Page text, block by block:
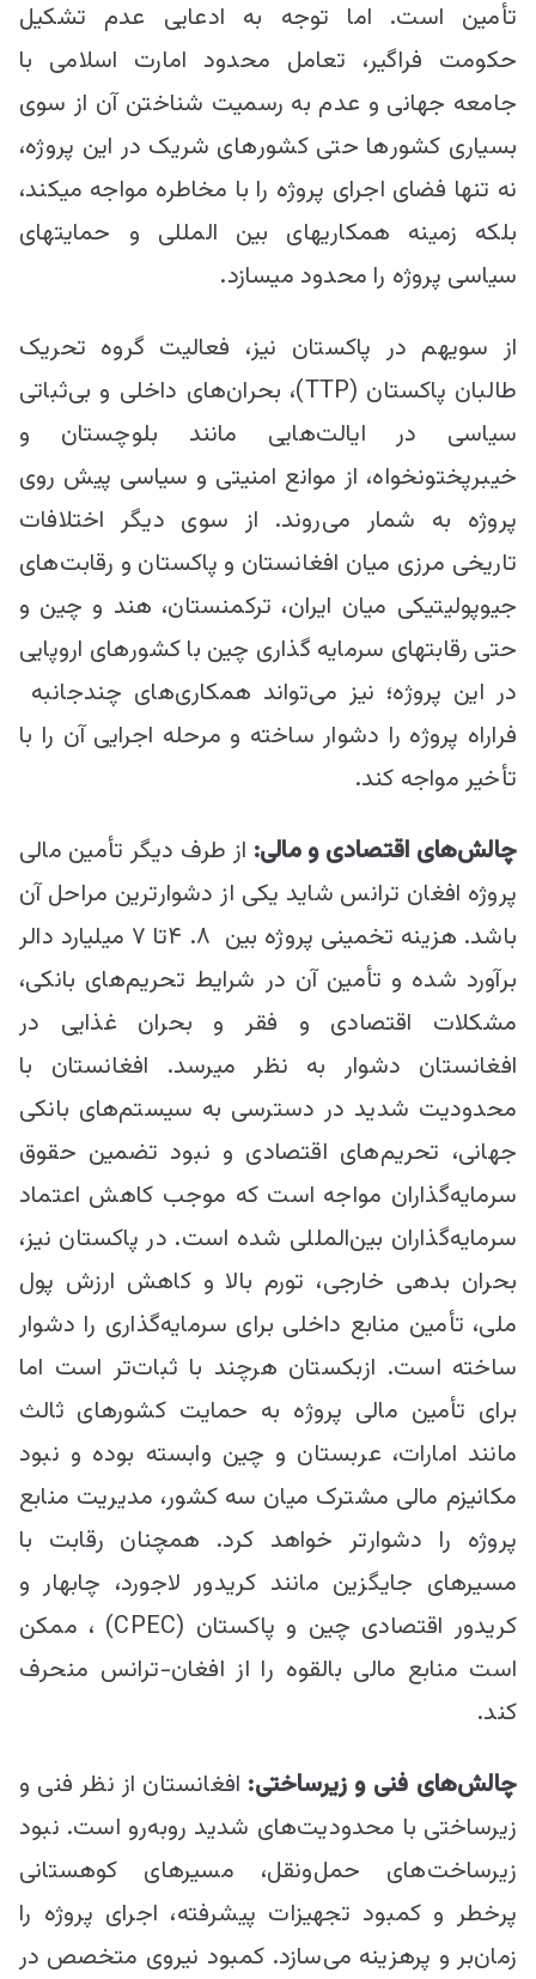
تأمین است. اما توجه به ادعایی عدم تشکیل
حکومت فراگیر، تعامل محدود امارت اسلامی با
جامعه جهانی و عدم به رسمیت شناختن آن از سوی
بسیاری کشور‎ها حتی کشور‎های شریک در این پروژه،
نه تنها فضای اجرای پروژه را با مخاطره مواجه می‎کند،
بلکه زمینه همکاری‎های بین المللی و حمایت‎های
از سوی‎هم در پاکستان نیز، فعالیت گروه تحریک
طالبان پاکستان (TTP)، بحران‌های داخلی و بی‌ثباتی
سیاسی در ایالت‌هایی مانند بلوچستان و
خیبرپختونخواه، از موانع امنیتی و سیاسی پیش روی
پروژه به شمار می‌روند. از سوی دیگر اختلافات
تاریخی مرزی میان افغانستان و پاکستان و رقابت‌های
جیوپولیتیکی میان ایران، ترکمنستان، هند و چین و
حتی رقابت‎های سرمایه گذاری چین با کشور‎های اروپایی
در این پروژه؛ نیز می‌تواند همکاری‌های چندجانبه
فراراه پروژه را دشوار ساخته و مرحله اجرایی آن را با
تأخیر مواجه کند.
چالش‌های اقتصادی و مالی: از طرف دیگر تأمین مالی
پروژه افغان ترانس شاید یکی از دشوارترین مراحل آن
باشد. هزینه تخمینی پروژه بین ۸. ۴تا ۷ میلیارد دالر
برآورد شده و تأمین آن در شرایط تحریم‌های بانکی،
مشکلات اقتصادی و فقر و بحران غذایی در
افغانستان دشوار به نظر می‎رسد. افغانستان با
محدودیت شدید در دسترسی به سیستم‌های بانکی
جهانی، تحریم‌های اقتصادی و نبود تضمین حقوق
سرمایه‌گذاران مواجه است که موجب کاهش اعتماد
سرمایه‌گذاران بین‌المللی شده است. در پاکستان نیز،
بحران بدهی خارجی، تورم بالا و کاهش ارزش پول
ملی، تأمین منابع داخلی برای سرمایه‌گذاری را دشوار
ساخته است. ازبکستان هرچند با ثبات‌تر است اما
برای تأمین مالی پروژه به حمایت کشورهای ثالث
مانند امارات، عربستان و چین وابسته بوده و نبود
مکانیزم مالی مشترک میان سه کشور، مدیریت منابع
پروژه را دشوارتر خواهد کرد. همچنان رقابت با
مسیرهای جایگزین مانند کریدور لاجورد، چابهار و
کریدور اقتصادی چین و پاکستان (CPEC) ، ممکن
است منابع مالی بالقوه را از افغان-ترانس منحرف
کند.
چالش‌های فنی و زیرساختی: افغانستان از نظر فنی و
زیرساختی با محدودیت‌های شدید روبه‌رو است. نبود
زیرساخت‌های حمل‌ونقل، مسیرهای کوهستانی
پرخطر و کمبود تجهیزات پیشرفته، اجرای پروژه را
زمان‌بر و پرهزینه می‌سازد. کمبود نیروی متخصص در